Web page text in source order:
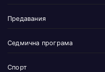
Предавания
Седмична програма
Спорт